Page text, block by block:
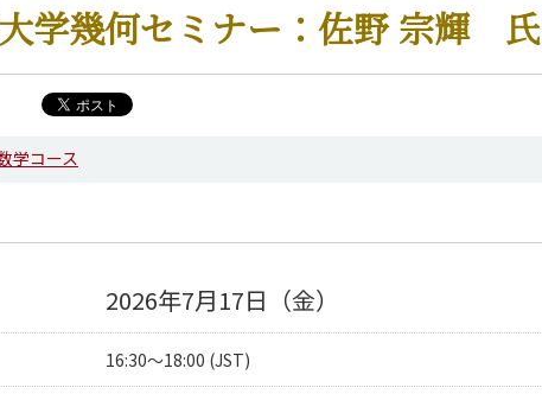
学幾何セミナー：佐野 宗輝 氏
学コース
2026年7月17日（金）
16:30～18:00 (JST)